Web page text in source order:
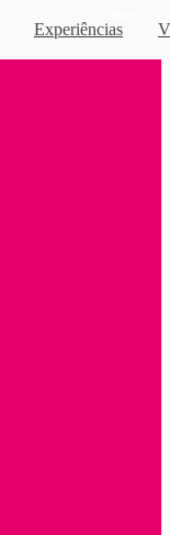
Experiências
de ônibus encontrados